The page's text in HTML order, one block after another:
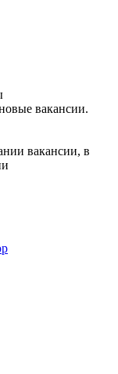
вакансии.
вакансии, в